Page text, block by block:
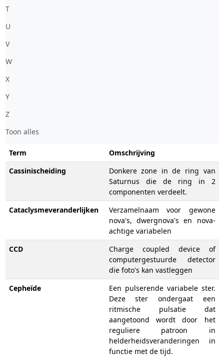
T
U
V
W
X
Y
Z
Toon alles
Term
Omschrijving
Cassinischeiding
Donkere zone in de ring van
Saturnus die de ring in 2
componenten verdeelt.
Cataclysmeveranderlijken
Verzamelnaam voor gewone
nova's, dwergnova's en nova-
achtige variabelen
CCD
Charge coupled device of
computergestuurde detector
die foto's kan vastleggen
Cepheïde
Een pulserende variabele ster.
Deze ster ondergaat een
ritmische pulsatie dat
aangetoond wordt door het
reguliere patroon in
helderheidsveranderingen in
functie met de tijd.